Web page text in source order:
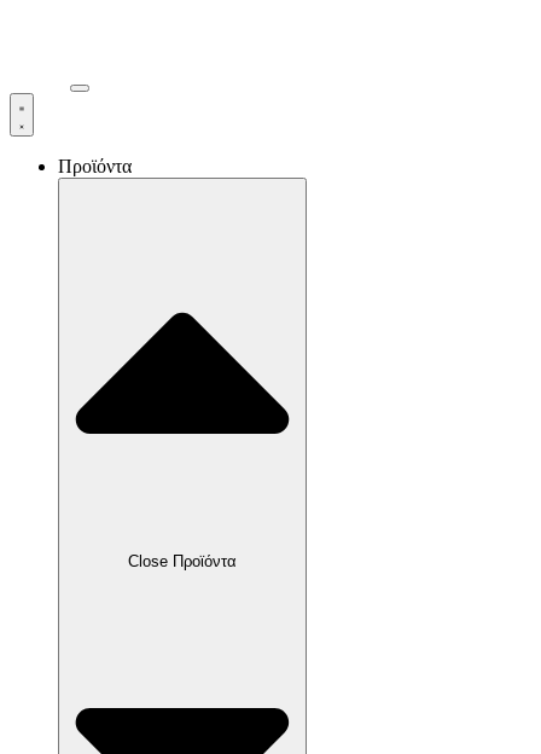
Προϊόντα
Close Προϊόντα